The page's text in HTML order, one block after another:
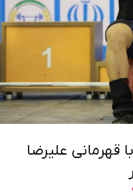
قهرمانی علیرضا